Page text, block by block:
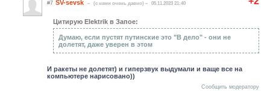
#7 SV-sevsk (c нами очень давно) 05.11.2023 21:40
Цитирую Elektrik в Запое:
Думаю, если пустят путинские это "В дело" - они не
долетят, даже уверен в этом
И ракеты не долетят) и гиперзвук выдумали и ваще все на
компьютере нарисовано))
Сообщить модератору